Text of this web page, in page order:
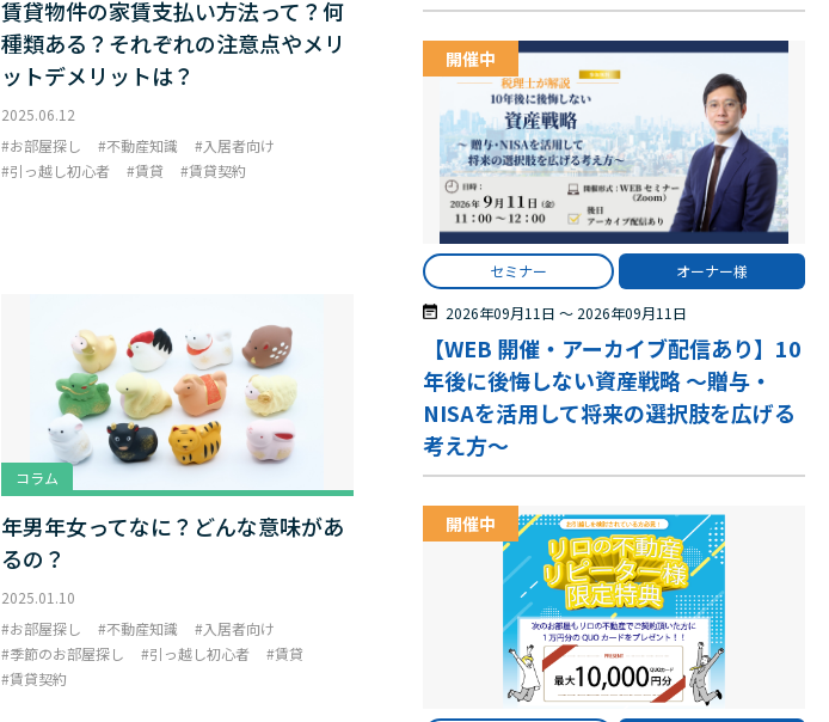
賃貸物件の家賃支払い方法って？何
種類ある？それぞれの注意点やメリ
ットデメリットは？
2025.06.12
お部屋探し
不動産知識
入居者向け
引っ越し初心者
賃貸 賃貸契約
コラム
年男年女ってなに？どんな意味があ
るの？
2025.01.10
お部屋探し
不動産知識
入居者向け
季節のお部屋探し
引っ越し初心者
賃貸
賃貸契約
開催中
セミナー オーナー様
2026年09月11日 〜 2026年09月11日
【WEB 開催・アーカイブ配信あり】10
年後に後悔しない資産戦略 ～贈与・
NISAを活用して将来の選択肢を広げる
考え方～
開催中